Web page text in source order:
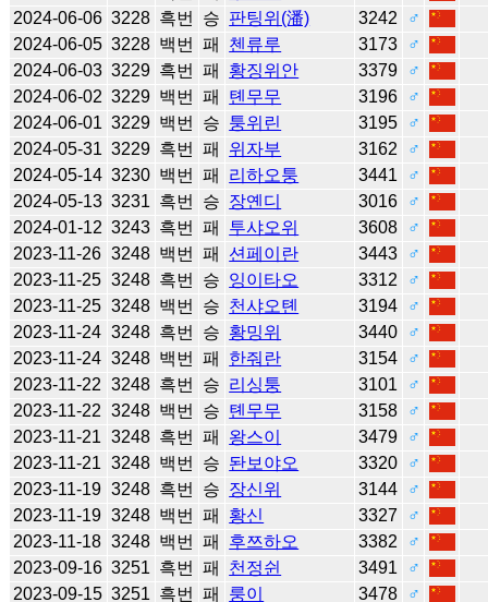
2024-06-06 3228 흑번 승 판팅위(潘) 3242
♂
2024-06-05 3228 백번 패 첸류루 3173
♂
2024-06-03 3229 흑번 패 황징위안 3379
♂
2024-06-02 3229 백번 패 톈무무 3196
♂
2024-06-01 3229 백번 승 퉁위린 3195
♂
2024-05-31 3229 흑번 패 위자부 3162
♂
2024-05-14 3230 백번 패 리하오퉁 3441
♂
2024-05-13 3231 흑번 승 장옌디 3016
♂
2024-01-12 3243 흑번 패 투샤오위 3608
♂
2023-11-26 3248 백번 패 션페이란 3443
♂
2023-11-25 3248 흑번 승 잉이타오 3312
♂
2023-11-25 3248 백번 승 천샤오톈 3194
♂
2023-11-24 3248 흑번 승 황밍위 3440
♂
2023-11-24 3248 백번 패 한줘란 3154
♂
2023-11-22 3248 흑번 승 리싱퉁 3101
♂
2023-11-22 3248 백번 승 톈무무 3158
♂
2023-11-21 3248 흑번 패 왕스이 3479
♂
2023-11-21 3248 백번 승 돤보야오 3320
♂
2023-11-19 3248 흑번 승 장신위 3144
♂
2023-11-19 3248 백번 패 황신 3327
♂
2023-11-18 3248 백번 패 후쯔하오 3382
♂
2023-09-16 3251 흑번 패 천정쉰 3491
♂
2023-09-15 3251 흑번 패 룽이 3478
♂